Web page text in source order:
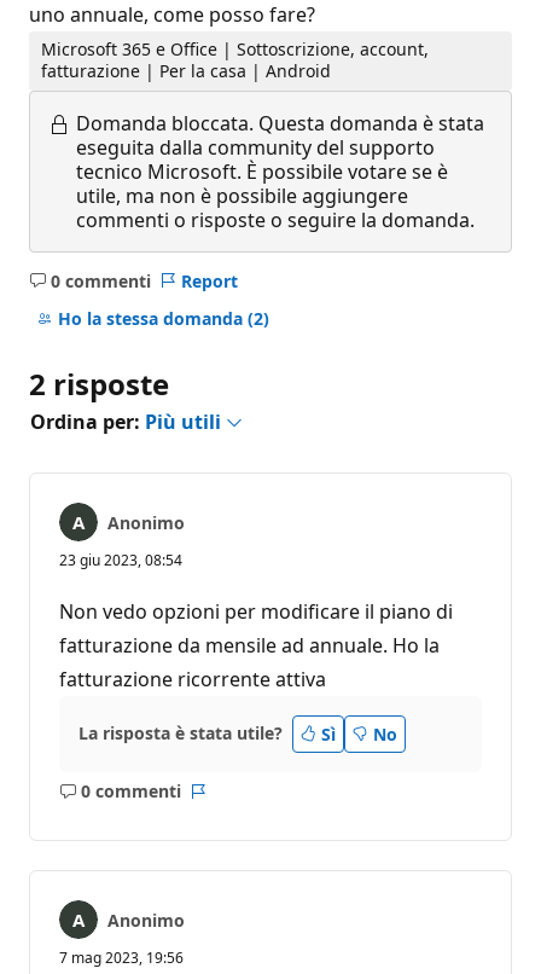
uno annuale, come posso fare?
Microsoft 365 e Office | Sottoscrizione, account,
fatturazione | Per la casa | Android
Domanda bloccata. Questa domanda è stata
eseguita dalla community del supporto
tecnico Microsoft. È possibile votare se è
utile, ma non è possibile aggiungere
commenti o risposte o seguire la domanda.
0 commenti
Nessun
commento
Report
Ho la stessa domanda (2)
2 risposte
Ordina per: Più utili
Anonimo
23 giu 2023, 08:54
Non vedo opzioni per modificare il piano di
fatturazione da mensile ad annuale. Ho la
fatturazione ricorrente attiva
La risposta è stata utile? Sì No
0 commenti
Nessun
Anonimo
7 mag 2023, 19:56